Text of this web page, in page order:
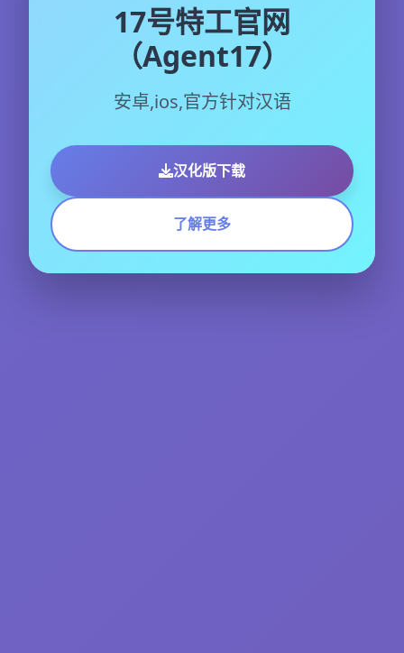
17号特工官网
（Agent17）
安卓,ios,官方针对汉语
汉化版下载
了解更多